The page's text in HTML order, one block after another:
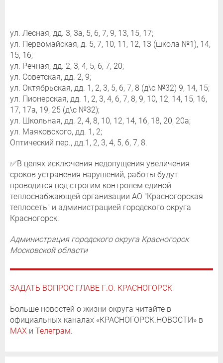
ул. Лесная, дд. 3, 3а, 5, 6, 7, 9, 13, 15, 17;
ул. Первомайская, д. 5, 7, 10, 11, 12, 13 (школа №1), 14,
15, 16;
ул. Речная, дд. 2, 3, 4, 5, 6, 7, 20;
ул. Советская, дд. 2, 9;
ул. Октябрьская, дд. 1, 2, 3, 5, 6, 7, 8 (д\с №32) 9, 14, 15;
ул. Пионерская, дд. 1, 2, 3, 4, 6, 7, 8, 9, 10, 12, 14, 15, 16,
17, 17а, 19, 25 (д\с №32);
ул. Школьная, дд. 2, 4, 8, 10, 12, 14, 16, 18, 20, 20а;
ул. Маяковского, дд. 1, 2;
Оптический пер., дд.1, 2, 3, 4, 5, 6, 7, 8.
✅В целях исключения недопущения увеличения
сроков устранения нарушений, работы будут
проводится под строгим контролем единой
теплоснабжающей организации АО "Красногорская
теплосеть" и администрацией городского округа
Красногорск.
Администрация городского округа Красногорск
Московской области
ЗАДАТЬ ВОПРОС ГЛАВЕ Г.О. КРАСНОГОРСК
Больше новостей о жизни округа читайте в
официальных каналах «КРАСНОГОРСК.НОВОСТИ» в
MAX и Телеграм.